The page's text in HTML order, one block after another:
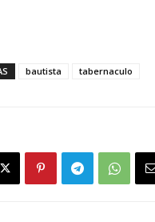
bautista tabernaculo